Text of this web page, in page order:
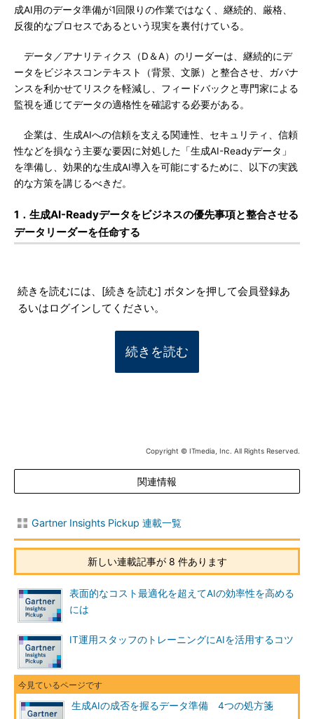
成AI用のデータ準備が1回限りの作業ではなく、継続的、厳格、
反復的なプロセスであるという現実を裏付けている。
データ／アナリティクス（D＆A）のリーダーは、継続的にデ
ータをビジネスコンテキスト（背景、文脈）と整合させ、ガバナ
ンスを利かせてリスクを軽減し、フィードバックと専門家による
監視を通じてデータの適格性を確認する必要がある。
企業は、生成AIへの信頼を支える関連性、セキュリティ、信頼
性などを損なう主要な要因に対処した「生成AI-Readyデータ」
を準備し、効果的な生成AI導入を可能にするために、以下の実践
的な方策を講じるべきだ。
1．生成AI-Readyデータをビジネスの優先事項と整合させる
データリーダーを任命する
続きを読むには、[続きを読む] ボタンを押して会員登録あ
るいはログインしてください。
続きを読む
Copyright © ITmedia, Inc. All Rights Reserved.
関連情報
Gartner Insights Pickup 連載一覧
新しい連載記事が 8 件あります
表面的なコスト最適化を超えてAIの効率性を高める
には
IT運用スタッフのトレーニングにAIを活用するコツ
生成AIの成否を握るデータ準備 4つの処方箋